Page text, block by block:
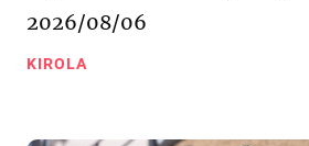
2026/08/06
KIROLA